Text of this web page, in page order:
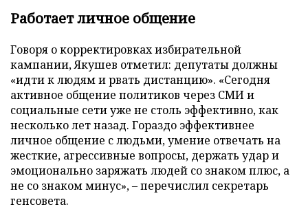
Работает личное общение
Говоря о корректировках избирательной
кампании, Якушев отметил: депутаты должны
«идти к людям и рвать дистанцию». «Сегодня
активное общение политиков через СМИ и
социальные сети уже не столь эффективно, как
несколько лет назад. Гораздо эффективнее
личное общение с людьми, умение отвечать на
жесткие, агрессивные вопросы, держать удар и
эмоционально заряжать людей со знаком плюс, а
не со знаком минус», – перечислил секретарь
генсовета.